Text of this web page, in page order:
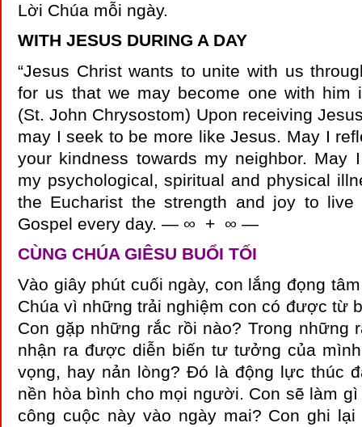
Lời Chúa mỗi ngày.
WITH JESUS DURING A DAY
“Jesus Christ wants to unite with us
for us that we may become one with him
(St. John Chrysostom) Upon receiving
may I seek to be more like Jesus. May I
your kindness towards my neighbor. May
my psychological, spiritual and physical
the Eucharist the strength and joy to live
Gospel every day. — ∞ + ∞ —
CÙNG CHÚA GIÊSU BUỔI TỐI
Vào giây phút cuối ngày, con lắng đọng
Chúa vì những trải nghiệm con có được từ
Con gặp những rắc rồi nào? Trong những
nhận ra được diễn biến tư tưởng của
vọng, hay nản lòng? Đó là động lực thúc
nền hòa bình cho mọi người. Con sẽ làm
công cuộc này vào ngày mai? Con ghi